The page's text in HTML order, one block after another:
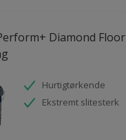
Diamond Floor
Hurtigtørkende
Ekstremt slitesterk